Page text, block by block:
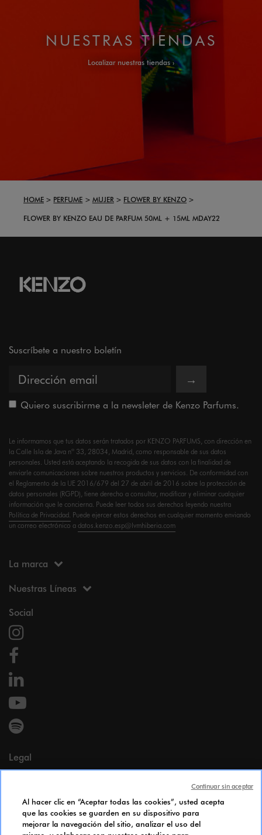
NUESTRAS TIENDAS
Localizar nuestras tiendas
HOME PERFUME MUJER
FLOWER BY KENZO
FLOWER BY KENZO EAU DE PARFUM 50ML + 15ML MDAY22
Suscríbete a nuestro boletín
→
Quiero suscribirme a la newsleter de Kenzo Parfums.
Le informamos que tus datos serán tratados por KENZO PARFUMS, con dirección en
la Calle Isla de Java nº 33, 28034, Madrid, como responsable de sus datos
personales. Usted está aceptando la recogida de sus datos con la finalidad de
enviarle comunicaciones sobre nuestros productos y servicios. De conformidad con
el Reglamento de la UE 2016/679 del 27 de abril de 2016 sobre la protección de
datos personales (RGPD), tiene derecho a consultar, modificar y eliminar cualquier
información que le concierna. Puede leer todos sus derechos leyendo nuestra
Política de Privacidad. Puede ejercer estos derechos en cualquier momento enviando
un correo electrónico adatos.kenzo.esp@lvmhiberia.com
La marca
Nuestras Líneas
Social
Legal
Menciones legales
Cookie Policy
Accesibilidad
Al hacer clic en “Aceptar todas las cookies”, usted acepta
que las cookies se guarden en su dispositivo para
mejorar la navegación del sitio, analizar el uso del
Continuar sin aceptar